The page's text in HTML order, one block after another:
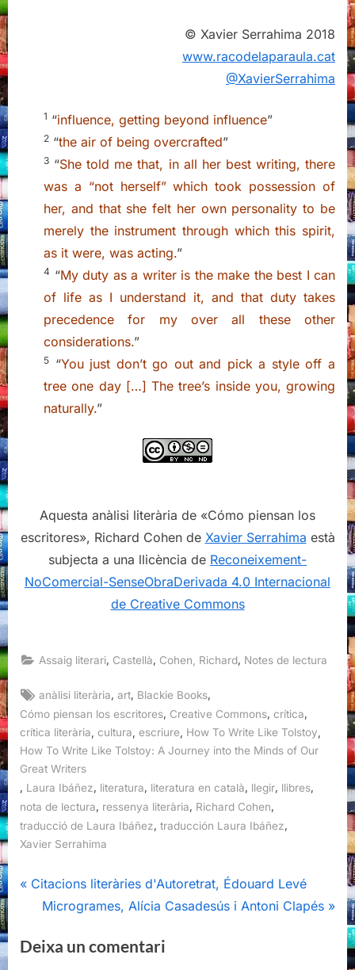
© Xavier Serrahima 2018
www.racodelaparaula.cat
@XavierSerrahima
1 “influence, getting beyond influence”
2 “the air of being overcrafted”
3 “She told me that, in all her best writing, there
was a “not herself” which took possession of
her, and that she felt her own personality to be
merely the instrument through which this spirit,
as it were, was acting.”
4 “My duty as a writer is the make the best I can
of life as I understand it, and that duty takes
precedence for my over all these other
considerations.”
5 “You just don’t go out and pick a style off a
tree one day […] The tree’s inside you, growing
naturally.”
Aquesta anàlisi literària de «Cómo piensan los
escritores», Richard Cohen de Xavier Serrahima està
subjecta a una llicència de Reconeixement-
NoComercial-SenseObraDerivada 4.0 Internacional
de Creative Commons
Assaig literari Castellà Cohen, Richard Notes de lectura
Tags:
anàlisi literària ,art Blackie Books
Cómo piensan los escritores Creative Commons crítica
crítica literària cultura escriure How To Write Like Tolstoy
How To Write Like Tolstoy: A Journey into the Minds of Our
Great Writers
, Laura Ibáñez, literatura, literatura en català, llegir, llibres,
nota de lectura
ressenya literària Richard Cohen
traducció de Laura Ibáñez traducción Laura Ibáñez
Xavier Serrahima
Navegació
d'entrades
P
v
Citacions literàries d'Autoretrat, Édouard Levé
N
x
Microgrames, Alícia Casadesús i Antoni Clapés
Deixa un comentari